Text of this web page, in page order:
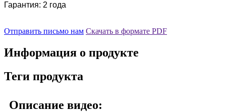
Гарантия: 2 года
Отправить письмо нам Скачать в формате PDF
Информация о продукте
Теги продукта
Описание видео: